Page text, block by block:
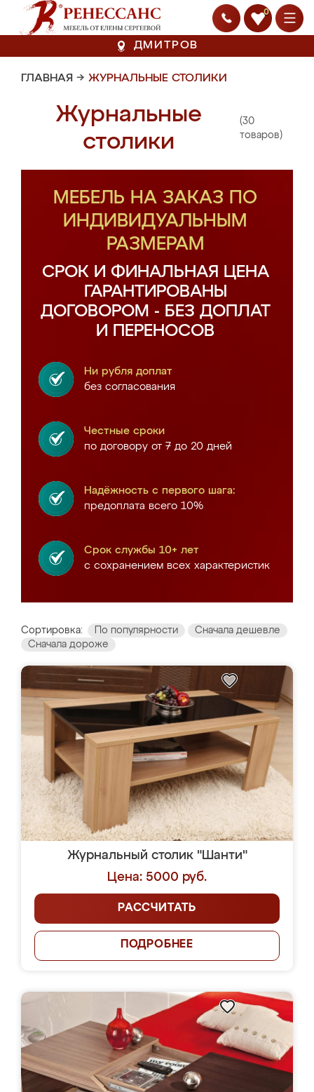
0
ДМИТРОВ
ГЛАВНАЯ → ЖУРНАЛЬНЫЕ СТОЛИКИ
Журнальные
столики
(30
товаров)
МЕБЕЛЬ НА ЗАКАЗ ПО
ИНДИВИДУАЛЬНЫМ
РАЗМЕРАМ
СРОК И ФИНАЛЬНАЯ ЦЕНА
ГАРАНТИРОВАНЫ
ДОГОВОРОМ - БЕЗ ДОПЛАТ
И ПЕРЕНОСОВ
Ни рубля доплат
без согласования
Честные сроки
по договору от 7 до 20 дней
Надёжность с первого шага:
предоплата всего 10%
Срок службы 10+ лет
с сохранением всех характеристик
Сортировка: По популярности
Сначала дешевле
Сначала дороже
Журнальный столик "Шанти"
Цена: 5000 руб.
РАССЧИТАТЬ
ПОДРОБНЕЕ